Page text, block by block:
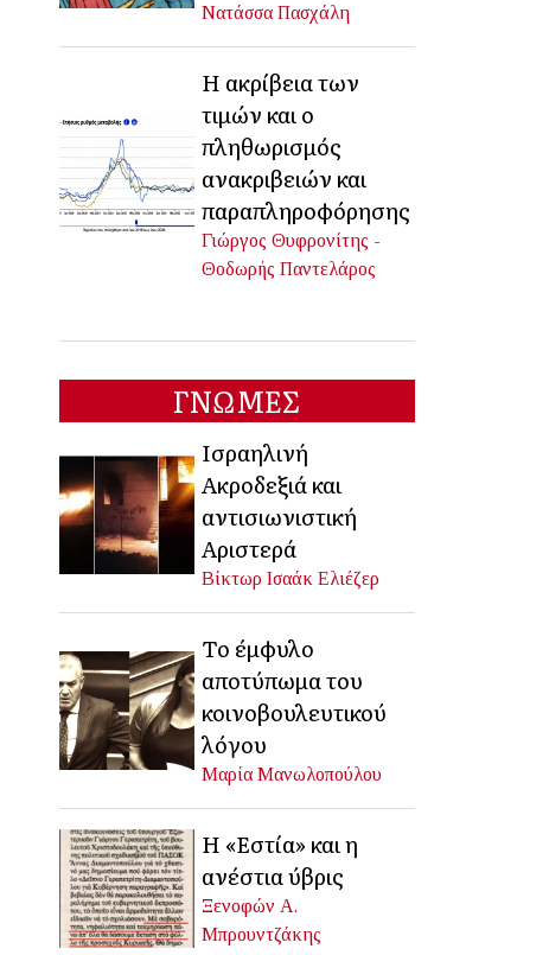
Νατάσσα Πασχάλη
Η ακρίβεια των
τιμών και ο
πληθωρισμός
ανακριβειών και
παραπληροφόρησης
Γιώργος Θυφρονίτης -
Θοδωρής Παντελάρος
ΓΝΩΜΕΣ
Ισραηλινή
Ακροδεξιά και
αντισιωνιστική
Αριστερά
Βίκτωρ Ισαάκ Ελιέζερ
Το έμφυλο
αποτύπωμα του
κοινοβουλευτικού
λόγου
Μαρία Μανωλοπούλου
Η «Εστία» και η
ανέστια ύβρις
Ξενοφών Α.
Μπρουντζάκης